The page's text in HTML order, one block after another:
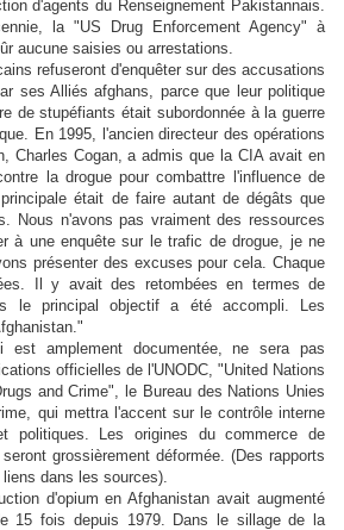
d'agents du Renseignement Pakistannais.
la "US Drug Enforcement Agency" à
aucune saisies ou arrestations.
refuseront d'enquêter sur des accusations
ses Alliés afghans, parce que leur politique
de stupéfiants était subordonnée à la guerre
En 1995, l'ancien directeur des opérations
Charles Cogan, a admis que la CIA avait en
la drogue pour combattre l'influence de
était de faire autant de dégâts que
Nous n'avons pas vraiment des ressources
à une enquête sur le trafic de drogue, je ne
présenter des excuses pour cela. Chaque
Il y avait des retombées en termes de
le principal objectif a été accompli. Les
amplement documentée, ne sera pas
officielles de l'UNODC, "United Nations
and Crime", le Bureau des Nations Unies
qui mettra l'accent sur le contrôle interne
politiques. Les origines du commerce de
grossièrement déformée. (Des rapports
dans les sources).
d'opium en Afghanistan avait augmenté
15 fois depuis 1979. Dans le sillage de la